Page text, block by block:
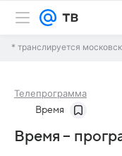
* транслируется
Телепрограмма
Время
Время –